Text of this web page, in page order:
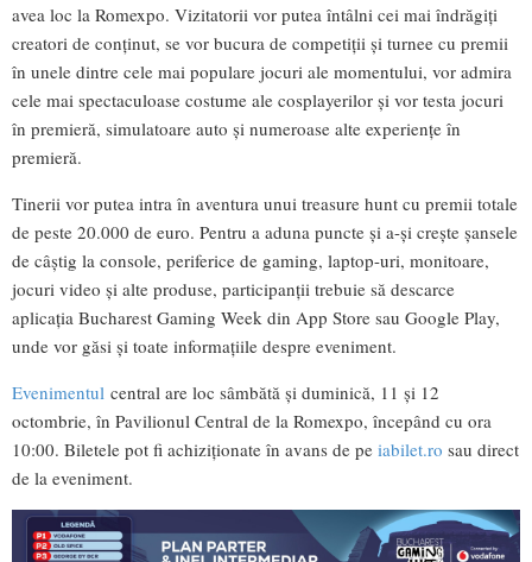
avea loc la Romexpo. Vizitatorii vor putea întâlni cei mai îndrăgiți
creatori de conținut, se vor bucura de competiții și turnee cu premii
în unele dintre cele mai populare jocuri ale momentului, vor admira
cele mai spectaculoase costume ale cosplayerilor și vor testa jocuri
în premieră, simulatoare auto și numeroase alte experiențe în
premieră.
Tinerii vor putea intra în aventura unui treasure hunt cu premii totale
de peste 20.000 de euro. Pentru a aduna puncte și a-și crește șansele
de câștig la console, periferice de gaming, laptop-uri, monitoare,
jocuri video și alte produse, participanții trebuie să descarce
aplicația Bucharest Gaming Week din App Store sau Google Play,
unde vor găsi și toate informațiile despre eveniment.
Evenimentul central are loc sâmbătă și duminică, 11 și 12
octombrie, în Pavilionul Central de la Romexpo, începând cu ora
10:00. Biletele pot fi achiziționate în avans de pe iabilet.ro sau direct
de la eveniment.